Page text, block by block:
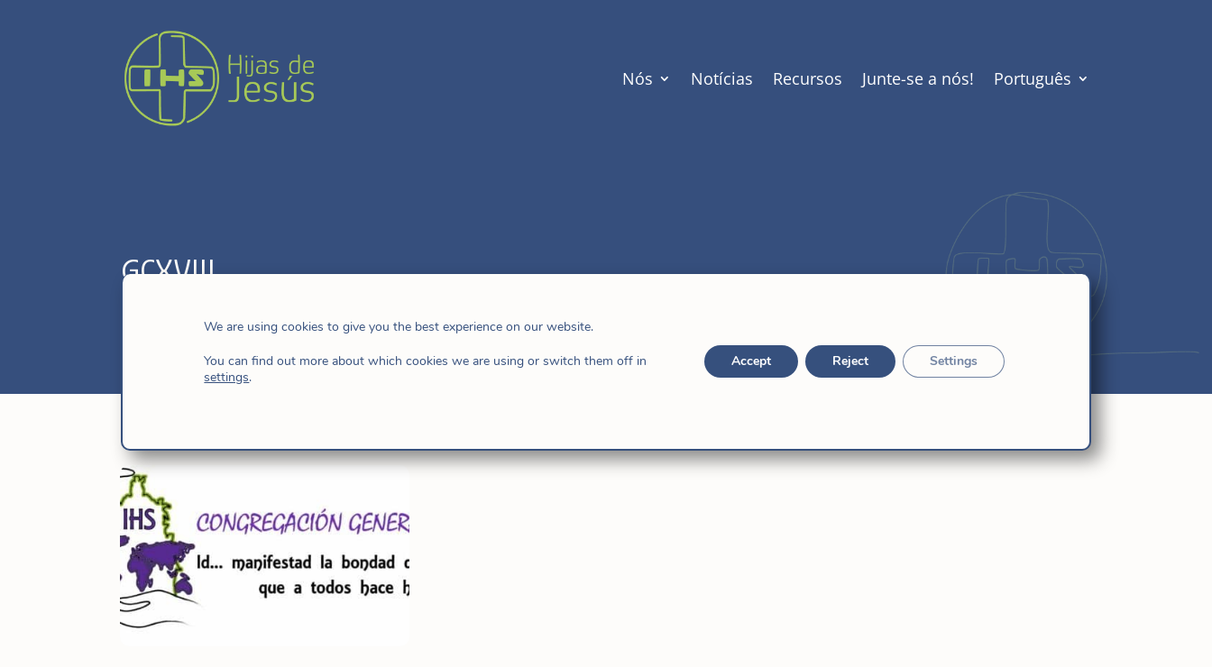
Nós Notícias Recursos Junte-se a nós! Português
GCXVIII
We are using cookies to give you the best experience on our website.
You can find out more about which cookies we are using or switch them off in
settings.
Accept Reject Settings